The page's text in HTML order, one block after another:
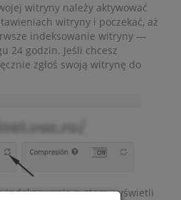
witryny należy aktywować
witryny i poczekać, aż
indeksowanie witryny —
24 godzin. Jeśli chcesz
zgłoś swoją witrynę do
indeksowania system wyświetli